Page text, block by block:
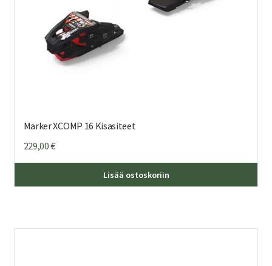
Marker XCOMP 16 Kisasiteet
229,00€
Lisää ostoskoriin